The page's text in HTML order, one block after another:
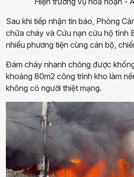
Sau khi tiếp nhận tin báo, Phòng
chữa cháy và Cứu nạn cứu hộ tỉnh
nhiều phương tiện cùng cán bộ,
Đám cháy nhanh chóng được
khoảng 80m2 công trình kho làm
không có người thiệt mạng.